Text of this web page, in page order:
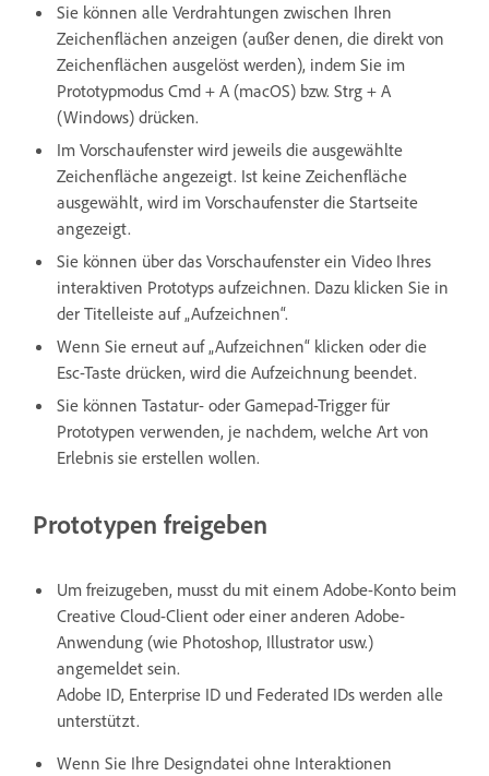
Sie können alle Verdrahtungen zwischen Ihren
Zeichenflächen anzeigen (außer denen, die direkt von
Zeichenflächen ausgelöst werden), indem Sie im
Prototypmodus Cmd + A (macOS) bzw. Strg + A
(Windows) drücken.
Im Vorschaufenster wird jeweils die ausgewählte
Zeichenfläche angezeigt. Ist keine Zeichenfläche
ausgewählt, wird im Vorschaufenster die Startseite
angezeigt.
Sie können über das Vorschaufenster ein Video Ihres
interaktiven Prototyps aufzeichnen. Dazu klicken Sie in
der Titelleiste auf „Aufzeichnen“.
Wenn Sie erneut auf „Aufzeichnen“ klicken oder die
Esc-Taste drücken, wird die Aufzeichnung beendet.
Sie können Tastatur- oder Gamepad-Trigger für
Prototypen verwenden, je nachdem, welche Art von
Erlebnis sie erstellen wollen.
Prototypen freigeben
Um freizugeben, musst du mit einem Adobe-Konto beim
Creative Cloud-Client oder einer anderen Adobe-
Anwendung (wie Photoshop, Illustrator usw.)
angemeldet sein.
Adobe ID, Enterprise ID und Federated IDs werden alle
unterstützt.
Wenn Sie Ihre Designdatei ohne Interaktionen